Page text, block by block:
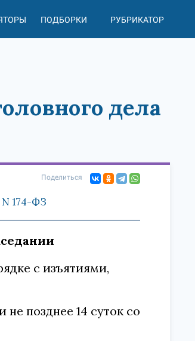
ПОДБОРКИ РУБРИКАТОР
дела
Поделиться
174-ФЗ
с изъятиями,
позднее 14 суток со